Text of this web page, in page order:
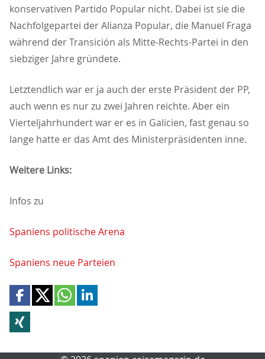
konservativen Partido Popular nicht. Dabei ist sie die
Nachfolgepartei der Alianza Popular, die Manuel Fraga
während der Transición als Mitte-Rechts-Partei in den
siebziger Jahre gründete.
Letztendlich war er ja auch der erste Präsident der PP,
auch wenn es nur zu zwei Jahren reichte. Aber ein
Vierteljahrhundert war er es in Galicien, fast genau so
lange hatte er das Amt des Ministerpräsidenten inne.
Weitere Links:
Infos zu
Spaniens politische Arena
Spaniens neue Parteien